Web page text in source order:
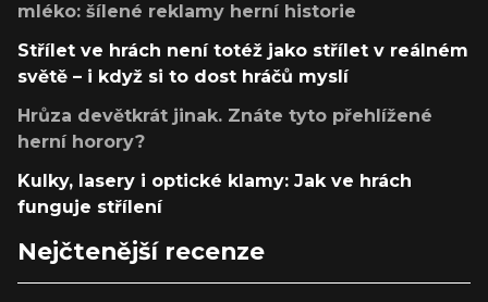
mléko: šílené reklamy herní historie
Střílet ve hrách není totéž jako střílet v reálném
světě – i když si to dost hráčů myslí
Hrůza devětkrát jinak. Znáte tyto přehlížené
herní horory?
Kulky, lasery i optické klamy: Jak ve hrách
funguje střílení
Nejčtenější recenze